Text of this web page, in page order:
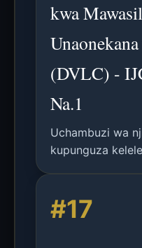
kwa
(DVLC) -
Na.1
Uchambuzi wa
kupunguza
halisi
tathmini ya
#17